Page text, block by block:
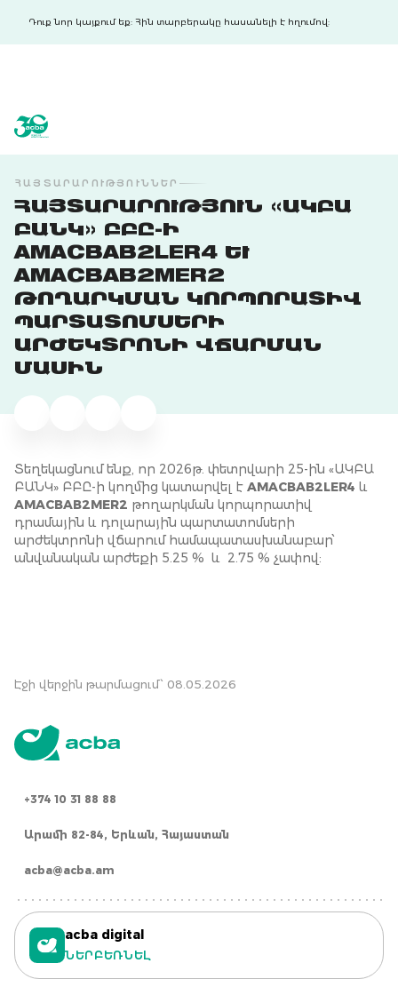
Դուք նոր կայքում եք: Հին տարբերակը հասանելի է հղումով:
ՀԱՅՏԱՐԱՐՈՒԹՅՈՒՆՆԵՐ
ՀԱՅՏԱՐԱՐՈՒԹՅՈՒՆ «ԱԿԲԱ
ԲԱՆԿ» ԲԲԸ-Ի
AMACBAB2LER4 ԵՒ A
MACBAB2MER2 Թ
ՈՂԱՐԿՄԱՆ ԿՈՐՊՈՐԱՏԻՎ Պ
ԱՐՏԱՏՈՄՍԵՐԻ Ա
ՐԺԵԿՏՐՈՆԻ ՎՃԱՐՄԱՆ Մ
ԱՍԻՆ
Տեղեկացնում ենք, որ 2026թ. փետրվարի 25-ին «ԱԿԲԱ
ԲԱՆԿ» ԲԲԸ-ի կողմից կատարվել է AMACBAB2LER4 և
AMACBAB2MER2 թողարկման կորպորատիվ
դրամային և դոլարային պարտատոմսերի
արժեկտրոնի վճարում համապատասխանաբար՝
անվանական արժեքի 5.25 % և 2.75 % չափով:
Էջի վերջին թարմացում՝ 08.05.2026
+374 10 31 88 88
Արամի 82-84, Երևան, Հայաստան
acba@acba.am
acba digital
ՆԵՐԲԵՌՆԵԼ